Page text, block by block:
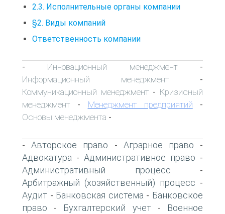
2.3. Исполнительные органы компании
§2. Виды компаний
Ответственность компании
- Инновационный менеджмент -
Информационный менеджмент -
Коммуникационный менеджмент - Кризисный
менеджмент - Менеджмент предприятий -
Основы менеджмента -
-Авторское право - Аграрное право -
Адвокатура - Административное право -
Административный процесс -
Арбитражный (хозяйственный) процесс -
Аудит - Банковская система - Банковское
право - Бухгалтерский учет-
Военное